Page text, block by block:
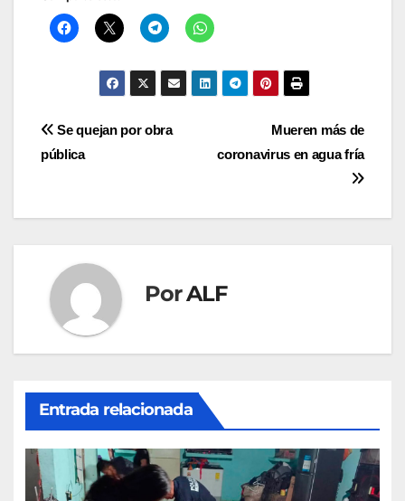
Navegación
de
entradas
Mueren más de
coronavirus en agua fría
Se quejan por obra
pública
PorALF
Entrada relacionada